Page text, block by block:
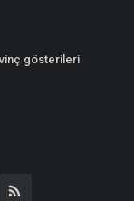
gösterileri